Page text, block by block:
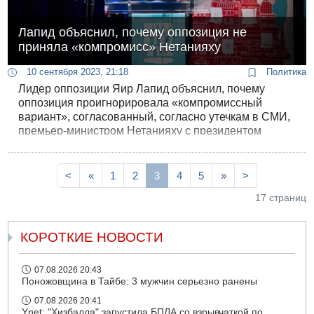
Лапид объяснил, почему оппозиция не
приняла «компромисс» Нетанияху
10 сентября 2023, 21:18 Политика
Лидер оппозиции Яир Лапид объяснил, почему
оппозиция проигнорировала «компромиссный
вариант», согласованный, согласно утечкам в СМИ,
премьер-министром Нетанияху с президентом
накануне слушаний в БАГАЦ Нетанияху придумает
фокус, чтобы осложнить положение судей и
получить приглашение в Белый дом, - и попадать в
< « 1 2 3 4 5 » >
17 страниц
КОРОТКИЕ НОВОСТИ
07.08.2026 20:43
Поножовщина в Тайбе: 3 мужчин серьезно ранены
07.08.2026 20:41